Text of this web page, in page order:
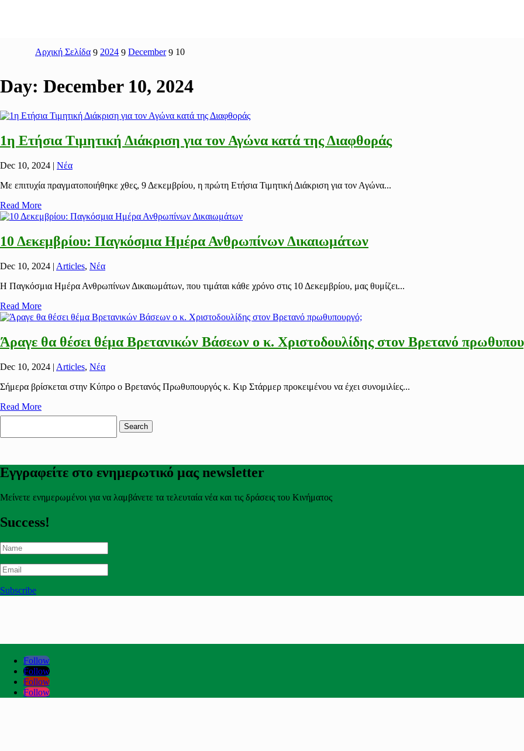
Αρχική Σελίδα 9 2024 9 December 9 10
Day: December 10, 2024
1η Ετήσια Τιμητική Διάκριση για τον Αγώνα κατά της Διαφθοράς
Dec 10, 2024 | Νέα
Με επιτυχία πραγματοποιήθηκε χθες, 9 Δεκεμβρίου, η πρώτη Ετήσια Τιμητική Διάκριση για τον Αγώνα...
Read More
10 Δεκεμβρίου: Παγκόσμια Ημέρα Ανθρωπίνων Δικαιωμάτων
Dec 10, 2024 | Articles, Νέα
Η Παγκόσμια Ημέρα Ανθρωπίνων Δικαιωμάτων, που τιμάται κάθε χρόνο στις 10 Δεκεμβρίου, μας θυμίζει...
Read More
Άραγε θα θέσει θέμα Βρετανικών Βάσεων ο κ. Χριστοδουλίδης στον Βρετανό
Dec 10, 2024 | Articles, Νέα
Σήμερα βρίσκεται στην Κύπρο ο Βρετανός Πρωθυπουργός κ. Κιρ Στάρμερ προκειμένου να έχει συνομιλίες...
Read More
Εγγραφείτε στο ενημερωτικό μας newsletter
Μείνετε ενημερωμένοι για να λαμβάνετε τα τελευταία νέα και τις δράσεις του Κινήματος
Success!
Subscribe
Follow
Follow
Follow
Follow